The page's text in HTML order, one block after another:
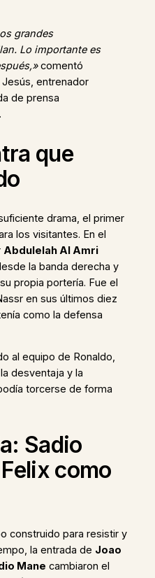
grandes
Lo importante es
comentó
entrenador
de prensa
que
drama, el primer
los visitantes. En el
Abdulelah Al Amri
la banda derecha y
propia portería. Fue el
en sus últimos diez
como la defensa
al equipo de Ronaldo,
desventaja y la
torcerse de forma
Sadio
como
construido para resistir y
la entrada de Joao
Mane cambiaron el